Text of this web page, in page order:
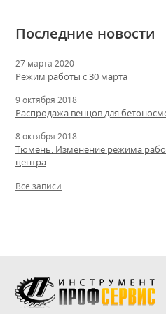
Последние новости
27 марта 2020
Режим работы с 30 марта
9 октября 2018
Распродажа венцов для
8 октября 2018
Тюмень. Изменение режима
центра
Все записи